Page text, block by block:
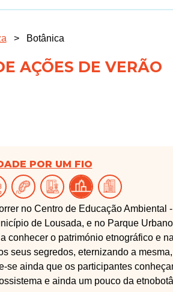
> Botânica
AÇÕES DE VERÃO
POR UM FIO
no Centro de Educação
de Lousada, e no Parque
conhecer o património etnográfico e
seus segredos, eternizando a
se ainda que os participantes
e ainda um pouco da